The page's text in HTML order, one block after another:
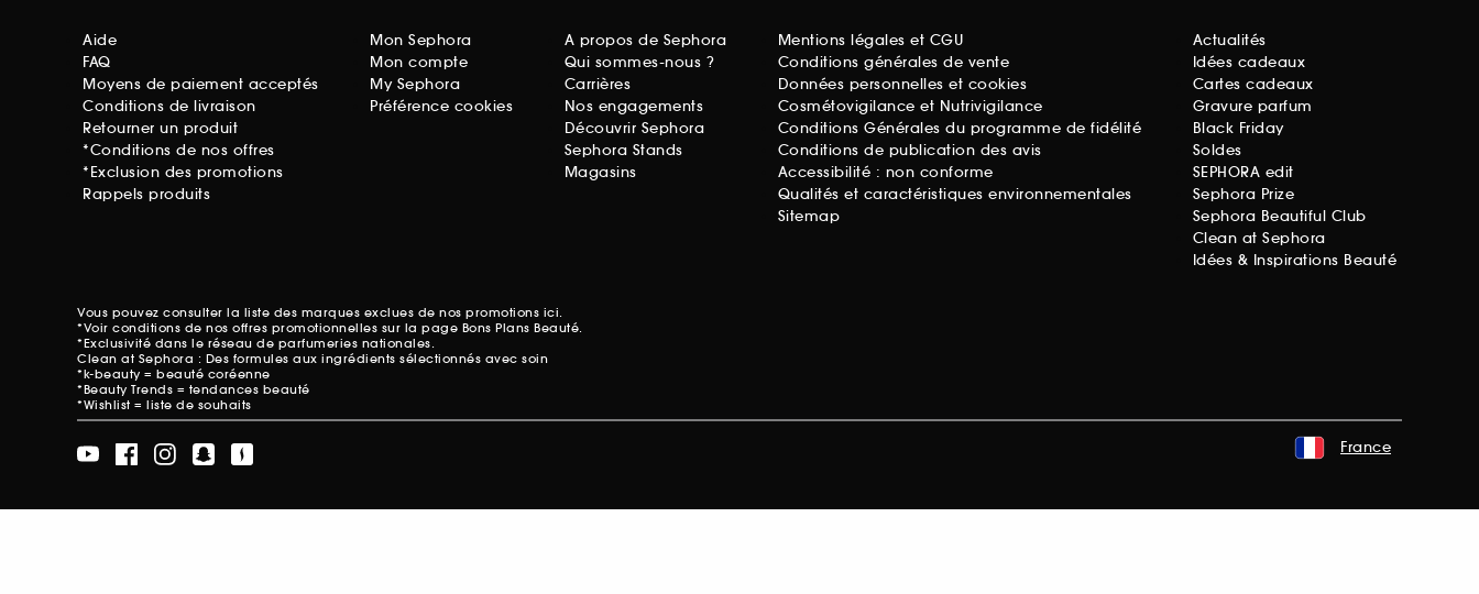
Aide
FAQ
Moyens de paiement acceptés
Conditions de livraison
Retourner un produit
*Conditions de nos offres
*Exclusion des promotions
Rappels produits
Mon Sephora
Mon compte
My Sephora
Préférence cookies
A propos de Sephora
Qui sommes-nous ?
Carrières
Nos engagements
Découvrir Sephora
Sephora Stands
Magasins
Mentions légales et CGU
Conditions générales de vente
Données personnelles et cookies
Cosmétovigilance et Nutrivigilance
Conditions Générales du programme de fidélité
Conditions de publication des avis
Accessibilité : non conforme
Qualités et caractéristiques environnementales
Sitemap
Actualités
Idées cadeaux
Cartes cadeaux
Gravure parfum
Black Friday
Soldes
SEPHORA edit
Sephora Prize
Sephora Beautiful Club
Clean at Sephora
Idées & Inspirations Beauté
Vous pouvez consulter la liste des marques exclues de nos promotions ici.
*Voir conditions de nos offres promotionnelles sur la page Bons Plans Beauté.
*Exclusivité dans le réseau de parfumeries nationales.
Clean at Sephora : Des formules aux ingrédients sélectionnés avec soin
*k-beauty = beauté coréenne
*Beauty Trends = tendances beauté
*Wishlist = liste de souhaits
France